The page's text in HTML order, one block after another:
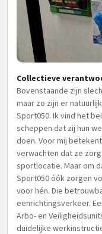
Collectieve
Bovenstaande zijn
maar zo zijn er
Sport050. Ik vind het
scheppen dat zij hun
doen. Voor mij
verwachten dat ze
sportlocatie. Maar om
Sport050 óók zorgen
voor hén. Die
eenrichtingsverkeer.
Arbo- en
duidelijke